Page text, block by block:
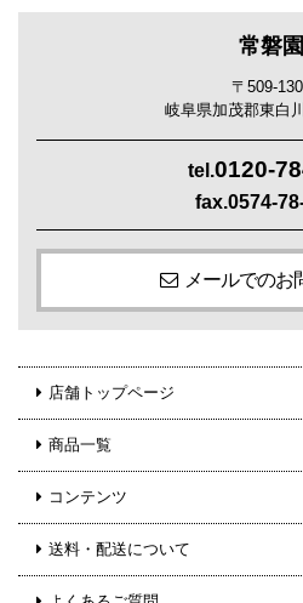
常磐園
〒509-
岐阜県加茂郡東白
tel.0120-
fax.0574-
メールでのお
店舗トップページ
商品一覧
コンテンツ
送料・配送について